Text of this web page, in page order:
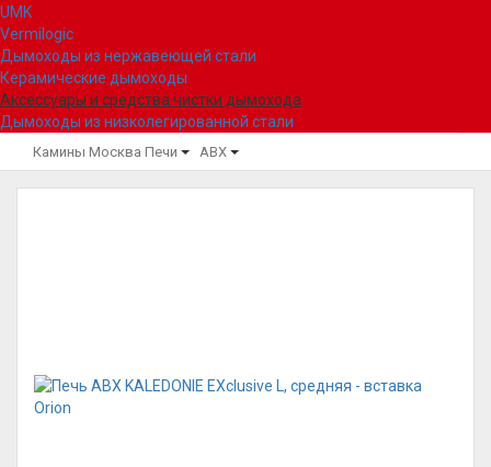
UMK
Vermilogic
Дымоходы из нержавеющей стали
Керамические дымоходы
Аксессуары и средства чистки дымохода
Дымоходы из низколегированной стали
Камины Москва Печи ABX